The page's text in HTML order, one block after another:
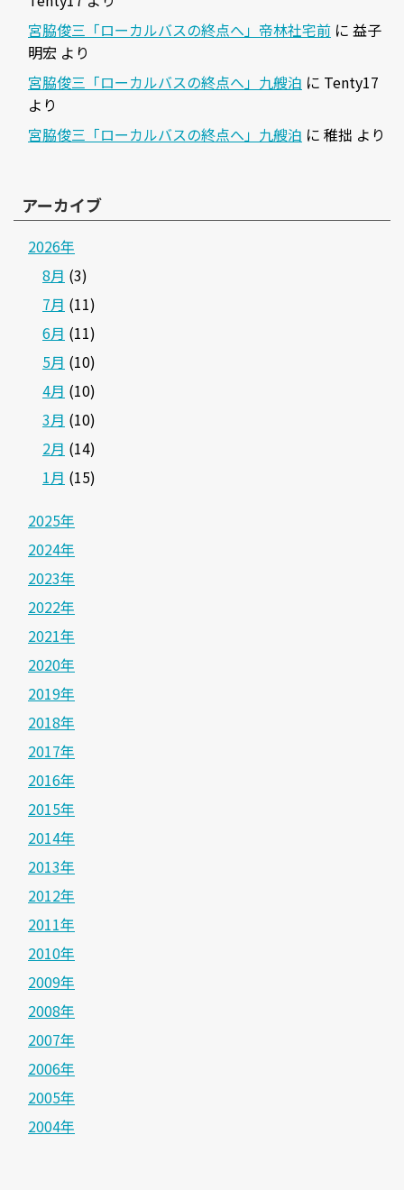
宮脇俊三「ローカルバスの終点へ」帝林社宅前 に 益子
明宏 より
宮脇俊三「ローカルバスの終点へ」九艘泊 に Tenty17
より
宮脇俊三「ローカルバスの終点へ」九艘泊 に 稚拙 より
アーカイブ
2026年
8月 (3)
7月 (11)
6月 (11)
5月 (10)
4月 (10)
3月 (10)
2月 (14)
1月 (15)
2025年
2024年
2023年
2022年
2021年
2020年
2019年
2018年
2017年
2016年
2015年
2014年
2013年
2012年
2011年
2010年
2009年
2008年
2007年
2006年
2005年
2004年